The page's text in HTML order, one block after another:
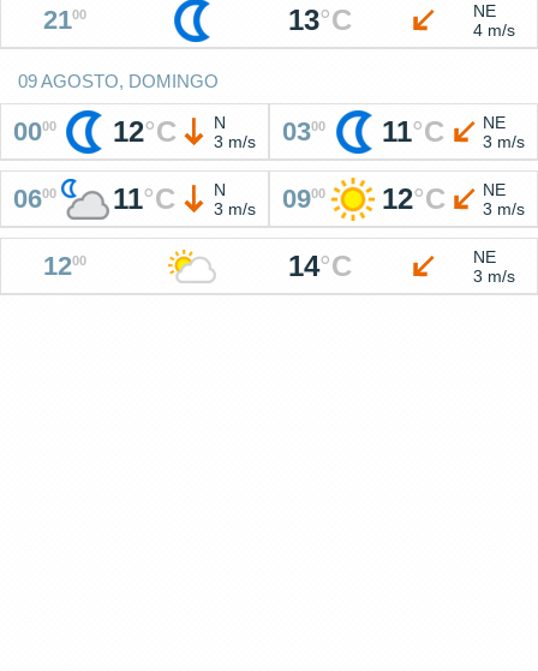
2100 13°C
NE
4 m/s
09 AGOSTO, DOMINGO
0000 12°C
N
3 m/s
0300 11°C
NE
3 m/s
0600 11°C
N
3 m/s
0900 12°C
NE
3 m/s
1200 14°C
NE
3 m/s